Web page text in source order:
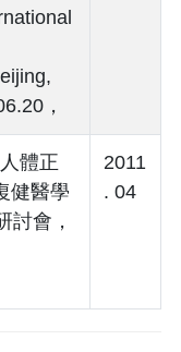
，
體正
健醫學
討會，
2011
. 04